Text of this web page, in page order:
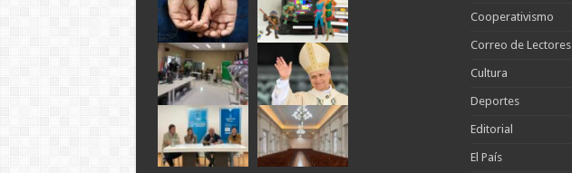
Cooperativismo
Correo de Lectores
Cultura
Deportes
Editorial
El País